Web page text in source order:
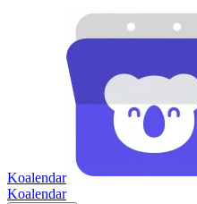
Koalendar
Koalendar